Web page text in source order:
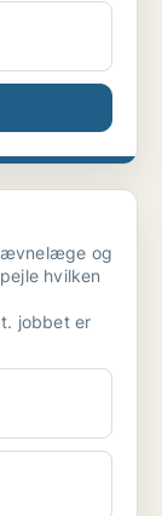
og
hvilken
jobbet er